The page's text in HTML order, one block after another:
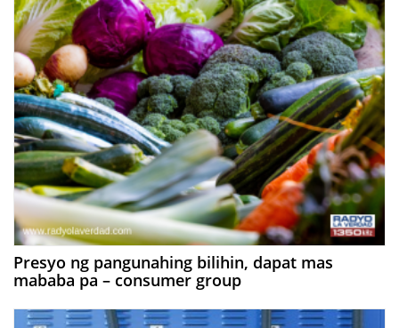
Presyo ng pangunahing bilihin, dapat mas
mababa pa – consumer group